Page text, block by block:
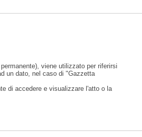
viene utilizzato per riferirsi
un dato, nel caso di "Gazzetta
di accedere e visualizzare l'atto o la